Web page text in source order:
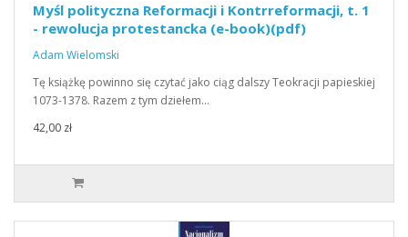
Myśl polityczna Reformacji i Kontrreformacji, t. 1
- rewolucja protestancka (e-book)(pdf)
Adam Wielomski
Tę książkę powinno się czytać jako ciąg dalszy Teokracji papieskiej
1073-1378. Razem z tym dziełem…
42,00 zł